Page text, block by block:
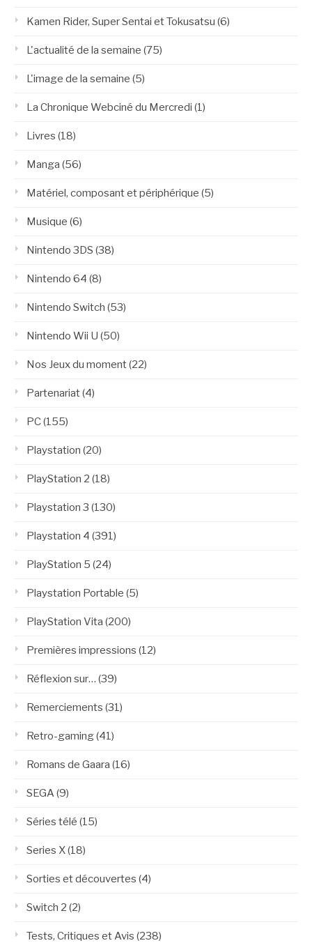
Kamen Rider, Super Sentai et Tokusatsu (6)
L'actualité de la semaine (75)
L'image de la semaine (5)
La Chronique Webciné du Mercredi (1)
Livres (18)
Manga (56)
Matériel, composant et périphérique (5)
Musique (6)
Nintendo 3DS (38)
Nintendo 64 (8)
Nintendo Switch (53)
Nintendo Wii U (50)
Nos Jeux du moment(22)
Partenariat(4)
PC(155)
Playstation (20)
PlayStation 2 (18)
Playstation 3 (130)
Playstation 4 (391)
PlayStation 5 (24)
Playstation Portable (5)
PlayStation Vita (200)
Premières impressions (12)
Réflexion sur… (39)
Remerciements (31)
Retro-gaming(41)
Romans de Gaara (16)
SEGA(9)
Séries télé (15)
Series X(18)
Sorties et découvertes (4)
Switch 2 (2)
Tests, Critiques et Avis (238)